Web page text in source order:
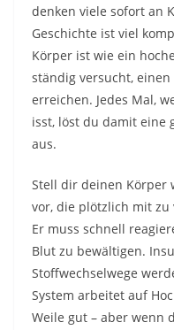
denken viele sofort an
Geschichte ist viel
Körper ist wie ein
ständig versucht,
erreichen. Jedes Mal,
isst, löst du damit eine
aus.
Stell dir deinen Körper
vor, die plötzlich mit
Er muss schnell
Blut zu bewältigen.
Stoffwechselwege
System arbeitet auf
Weile gut – aber wenn